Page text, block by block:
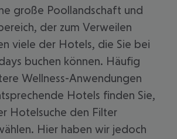
große Poollandschaft und
der zum Verweilen
viele der Hotels, die Sie bei
buchen können. Häufig
Wellness-Anwendungen
Hotels finden Sie,
Hotelsuche den Filter
Hier haben wir jedoch